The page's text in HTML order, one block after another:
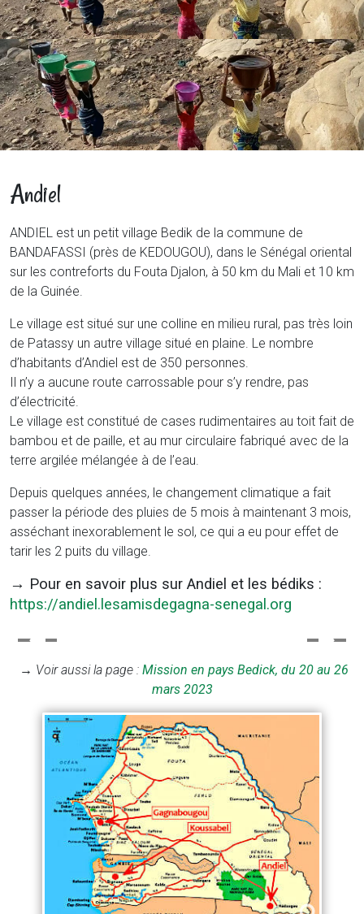
Andiel
ANDIEL est un petit village Bedik de la commune de
BANDAFASSI (près de KEDOUGOU), dans le Sénégal oriental
sur les contreforts du Fouta Djalon, à 50 km du Mali et 10 km
de la Guinée.
Le village est situé sur une colline en milieu rural, pas très loin
de Patassy un autre village situé en plaine. Le nombre
d’habitants d’Andiel est de 350 personnes.
Il n’y a aucune route carrossable pour s’y rendre, pas
d’électricité.
Le village est constitué de cases rudimentaires au toit fait de
bambou et de paille, et au mur circulaire fabriqué avec de la
terre argilée mélangée à de l’eau.
Depuis quelques années, le changement climatique a fait
passer la période des pluies de 5 mois à maintenant 3 mois,
asséchant inexorablement le sol, ce qui a eu pour effet de
tarir les 2 puits du village.
→ Pour en savoir plus sur Andiel et les bédiks :
https://andiel.lesamisdegagna-senegal.org
→ Voir aussi la page : Mission en pays Bedick, du 20 au 26
mars 2023